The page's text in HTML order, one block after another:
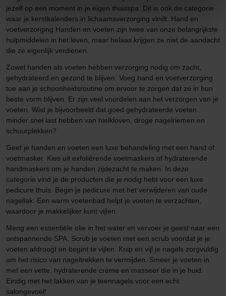
jezelf op een moment in je eigen thuisspa. Dit is ook de categorie
waar je kerstkalenders in lichaamsverzorging vindt. Hand en
voetverzorging Handen en voeten zijn twee van onze belangrijkste
hulpmiddelen in het leven, maar helaas krijgen ze niet de aandacht
die ze eigenlijk verdienen.
Zowel handen als voeten hebben verzorging nodig om zacht,
gehydrateerd en gezond te blijven. Voeg hand en voetverzorging
toe aan je schoonheidsroutine om ervoor te zorgen dat ze in hun
beste vorm blijven. Er zijn veel voordelen aan het verzorgen van je
voeten. Wist je bijvoorbeeld dat goed gehydrateerde voeten
minder snel last hebben van hielkloven, droge nagelriemen en
schuurplekken?
Geef je handen en voeten een luxe behandeling met een hand of
voetmasker. Kies uit exfoliërende voetmaskers of hydraterende
handmaskers om je handen zijdezacht te maken. In deze
categorie vind je de producten die je nodig hebt voor een luxe
pedicure thuis. Begin je pedicure met het verwijderen van oude
nagellak. Een warm voetenbad helpt je voeten te verzachten,
waardoor je makkelijker kunt vijlen.
Meng een essentiële olie in het water en vervoer je geest naar een
ontspannende SPA. Scrub je voeten met een scrub voordat je je
voeten afdroogt en begint te vijlen. Knip en vijl je nagels zorgvuldig
om het risico van nageltrekken te vermijden. Smeer je voeten in
met een vette, hydraterende crème en masseer die in je huid.
Eindig met het lakken van je teennagels voor een echt
salongevoel!